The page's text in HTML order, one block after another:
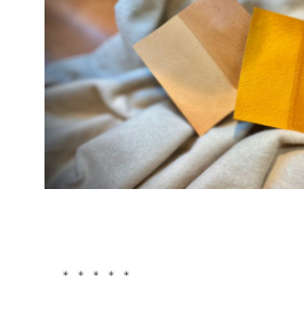
＊ ＊ ＊ ＊ ＊